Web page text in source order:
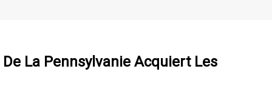
La Pennsylvanie Acquiert Les